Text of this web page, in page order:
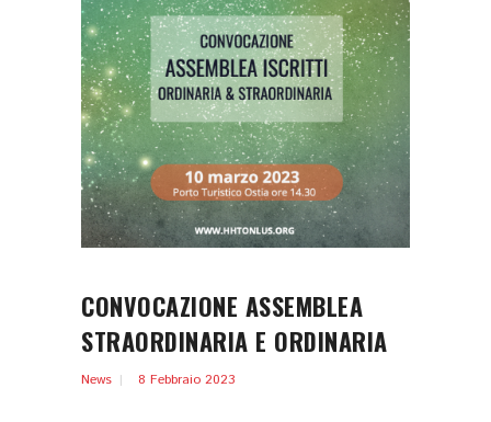
CONVOCAZIONE ASSEMBLEA
STRAORDINARIA E ORDINARIA
News 8 Febbraio 2023